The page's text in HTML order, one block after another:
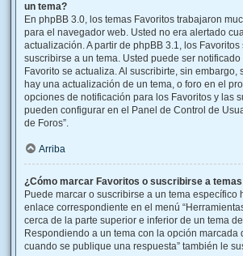
un tema?
En phpBB 3.0, los temas Favoritos trabajaron
para el navegador web. Usted no era alertado
actualización. A partir de phpBB 3.1, los Favoritos
suscribirse a un tema. Usted puede ser
Favorito se actualiza. Al suscribirte, sin embargo,
hay una actualización de un tema, o foro en el
opciones de notificación para los Favoritos y las
pueden configurar en el Panel de Control de
de Foros”.
Arriba
¿Cómo marcar Favoritos o suscribirse a
Puede marcar o suscribirse a un tema específico
enlace correspondiente en el menú
cerca de la parte superior e inferior de un tema
Respondiendo a un tema con la opción marcada
cuando se publique una respuesta” también le